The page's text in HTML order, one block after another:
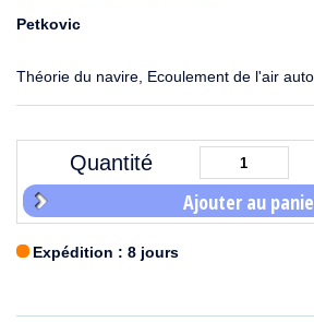
Petkovic
Théorie du navire, Ecoulement de l'air
Quantité
Ajouter au
Expédition : 8 jours